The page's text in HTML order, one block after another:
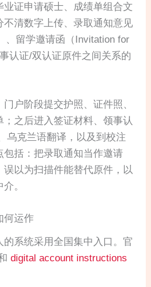
业证申请硕士、成绩单组合文
不清数字上传、录取通知意见
、留学邀请函（Invitation for
认证/双认证原件之间关系的
户阶段提交护照、证件照、
；之后进入签证材料、领事认
乌克兰语翻译，以及到校注
包括：把录取通知当作邀请
误以为扫描件能替代原件，以
。
何运作
系统采用全国集中入口。官
digital account instructions